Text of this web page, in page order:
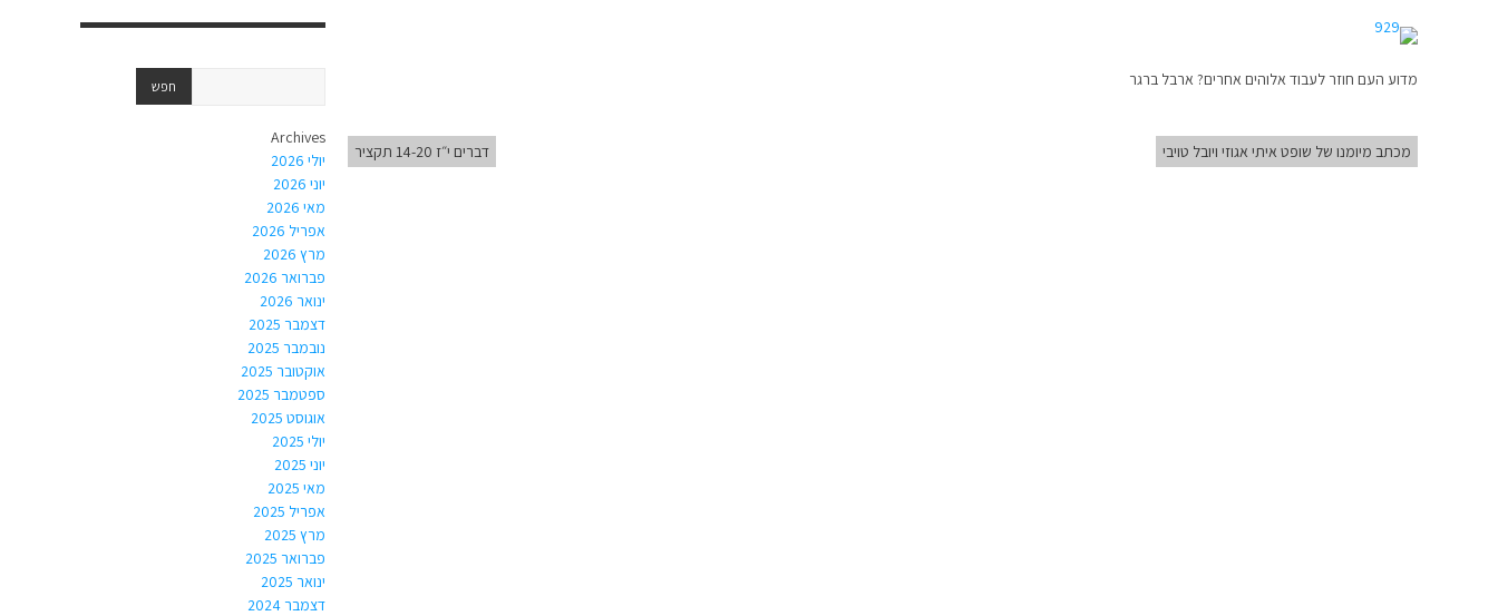
מדוע העם חוזר לעבוד אלוהים אחרים? ארבל ברגר
מכתב מיומנו של שופט איתי אגוזי ויובל טויבי דברים י״ז 14-20 תקציר
Archives
יולי 2026
יוני 2026
מאי 2026
אפריל 2026
מרץ 2026
פברואר 2026
ינואר 2026
דצמבר 2025
נובמבר 2025
אוקטובר 2025
ספטמבר 2025
אוגוסט 2025
יולי 2025
יוני 2025
מאי 2025
אפריל 2025
מרץ 2025
פברואר 2025
ינואר 2025
דצמבר 2024